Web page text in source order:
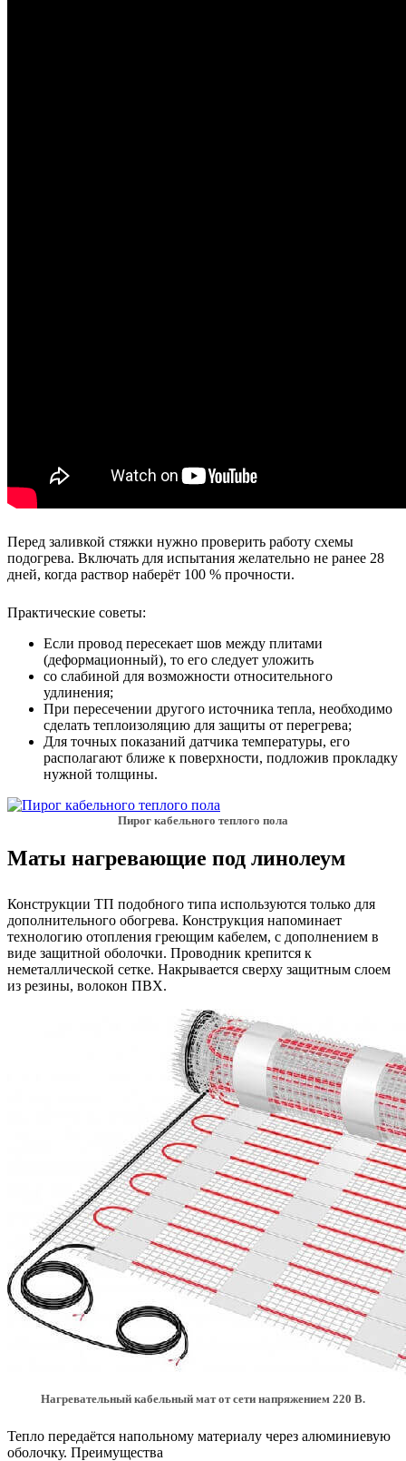
Перед заливкой стяжки нужно проверить работу схемы
подогрева. Включать для испытания желательно не ранее 28
дней, когда раствор наберёт 100 % прочности.
Практические советы:
Если провод пересекает шов между плитами
(деформационный), то его следует уложить
со слабиной для возможности относительного
удлинения;
При пересечении другого источника тепла, необходимо
сделать теплоизоляцию для защиты от перегрева;
Для точных показаний датчика температуры, его
располагают ближе к поверхности, подложив прокладку
нужной толщины.
Пирог кабельного теплого пола
Маты нагревающие под линолеум
Конструкции ТП подобного типа используются только для
дополнительного обогрева. Конструкция напоминает
технологию отопления греющим кабелем, с дополнением в
виде защитной оболочки. Проводник крепится к
неметаллической сетке. Накрывается сверху защитным слоем
из резины, волокон ПВХ.
Нагревательный кабельный мат от сети напряжением 220 В.
Тепло передаётся напольному материалу через алюминиевую
оболочку. Преимущества